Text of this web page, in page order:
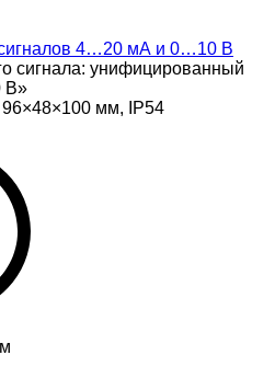
4…20 мА и 0…10 В
сигнала: унифицированный
В»
мм, IP54